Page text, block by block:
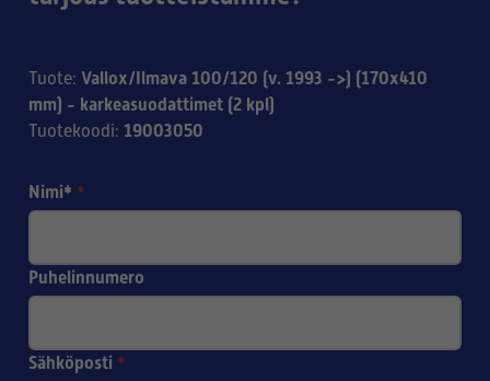
Tuote: Vallox/Ilmava 100/120 (v. 1993 ->) (170x410
mm) - karkeasuodattimet (2 kpl)
Tuotekoodi: 19003050
Nimi* *
Puhelinnumero
Sähköposti *